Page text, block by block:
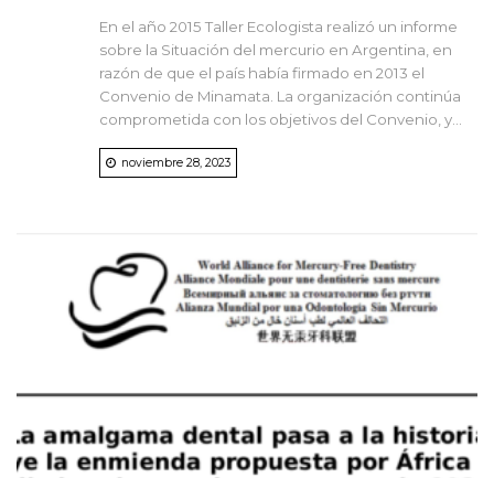
En el año 2015 Taller Ecologista realizó un informe
sobre la Situación del mercurio en Argentina, en
razón de que el país había firmado en 2013 el
Convenio de Minamata. La organización continúa
comprometida con los objetivos del Convenio, y...
noviembre 28, 2023